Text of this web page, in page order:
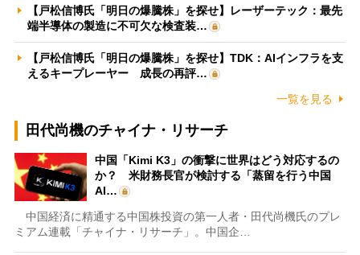
【戸松信博氏「明日の爆騰株」を探せ】レーザーテック：最先
端半導体の製造に不可欠な検査装…
【戸松信博氏「明日の爆騰株」を探せ】TDK：AIインフラを支
えるキープレーヤー 成長の再評…
一覧を見る
田代尚機のチャイナ・リサーチ
中国「Kimi K3」の衝撃に世界はどう対応するの
か？ 米財務長官が検討する「蒸留を行う中国
AI…
中国経済に精通する中国株投資の第一人者・田代尚機氏のプレ
ミアム連載「チャイナ・リサーチ」。中国企…